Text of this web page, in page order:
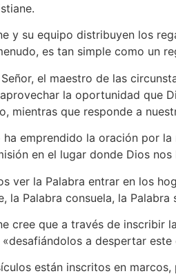
y su equipo distribuyen los
es tan simple como un
el maestro de las
la oportunidad que
mientras que responde a
ha emprendido la oración por
en el lugar donde Dios
ver la Palabra entrar en los
la Palabra consuela, la Palabra
cree que a través de inscribir
«desafiándolos a despertar
están inscritos en